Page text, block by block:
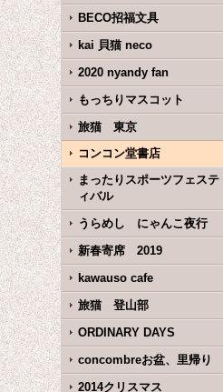
BECO招福文具
kai 貝猫 neco
2020 nyandy fan
もっちりマスコット
旅猫 東京
コンコン堂書店
まったりスポーツフェステ
ィバル
うらめし にゃんこ夜行
新春寄席 2019
kawauso cafe
旅猫 登山部
ORDINARY DAYS
concombreお盆、里帰り
2014クリスマス